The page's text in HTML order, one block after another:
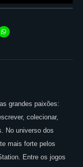
grandes paixões:
colecionar,
No universo dos
mais forte pelos
Entre os jogos